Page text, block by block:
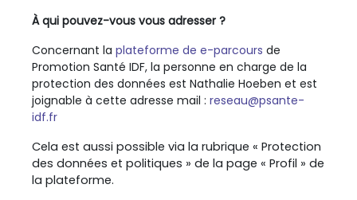
À qui pouvez-vous vous adresser ?
Concernant la plateforme de e-parcours de
Promotion Santé IDF, la personne en charge de la
protection des données est Nathalie Hoeben et est
joignable à cette adresse mail : reseau@psante-
idf.fr
Cela est aussi possible via la rubrique « Protection
des données et politiques » de la page « Profil » de
la plateforme.